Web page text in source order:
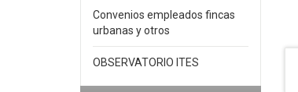
Convenios empleados fincas
urbanas y otros
OBSERVATORIO ITES